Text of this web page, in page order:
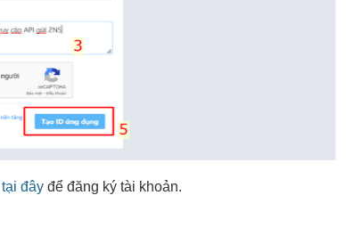
tại đây để đăng ký tài khoản.